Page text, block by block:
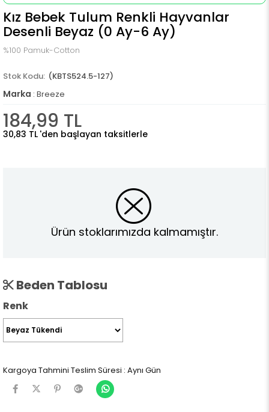
Kız Bebek Tulum Renkli Hayvanlar
Desenli Beyaz (0 Ay-6 Ay)
%100 Pamuk-Cotton
(KBTS524.5-127)
Marka : Breeze
184,99 TL
30,83 TL 'den başlayan taksitlerle
Ürün stoklarımızda kalmamıştır.
Beden Tablosu
Renk
Kargoya Tahmini Teslim Süresi : Aynı Gün